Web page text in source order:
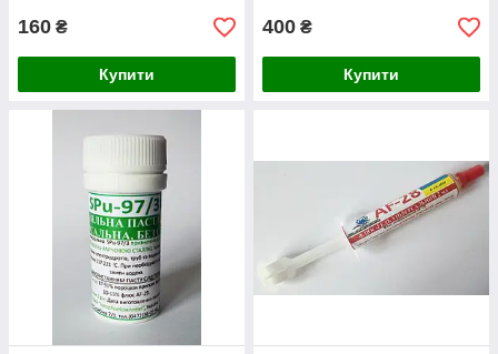
160 ₴
Купити
400 ₴
Купити